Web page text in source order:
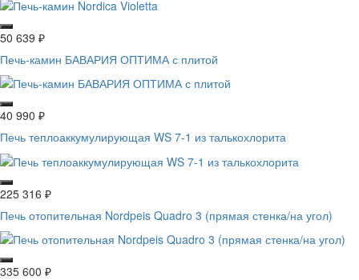
50 639 ₽
Печь-камин БАВАРИЯ ОПТИМА с плитой
40 990 ₽
Печь теплоаккумулирующая WS 7-1 из талькохлорита
225 316 ₽
Печь отопительная Nordpeis Quadro 3 (прямая стенка/на угол)
335 600 ₽